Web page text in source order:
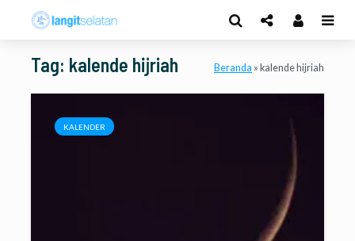
Tag: kalende hijriah Beranda » kalende hijriah
KALENDER